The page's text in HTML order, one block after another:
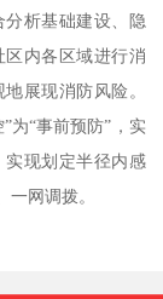
析基础建设、隐
内各区域进行消
展现消防风险。
为“事前预防”，实
现划定半径内感
网调拨。